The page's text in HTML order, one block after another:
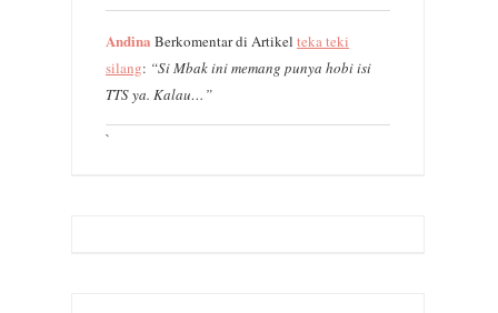
Andina Berkomentar di Artikel teka teki
silang: “Si Mbak ini memang punya hobi isi
TTS ya. Kalau…”
`